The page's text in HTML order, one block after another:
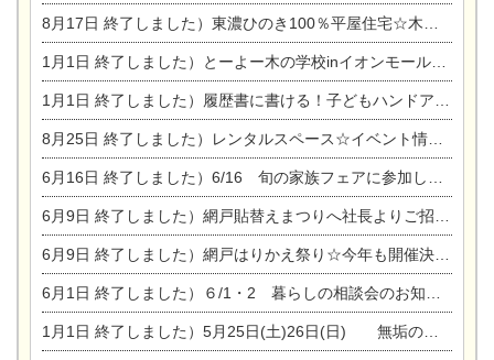
8月17日 終了しました）東濃ひのき100％平屋住宅☆木の家完成見学会
1月1日 終了しました）とーよー木の学校inイオンモール木曽川
1月1日 終了しました）履歴書に書ける！子どもハンドアロマ講座☆
8月25日 終了しました）レンタルスペース☆イベント情報☆チャイルドアロマセラピスト
6月16日 終了しました）6/16 旬の家族フェアに参加します☆
6月9日 終了しました）網戸貼替えまつりへ社長よりご招待です♪
6月9日 終了しました）網戸はりかえ祭り☆今年も開催決定！
6月1日 終了しました）６/1・2 暮らしの相談会のお知らせ
1月1日 終了しました）5月25日(土)26日(日) 無垢の木の家体感見学会開催☆